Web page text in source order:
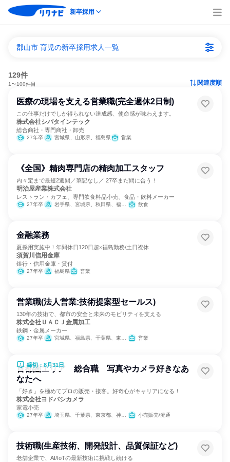
新卒採用
郡山市 育児の新卒採用求人一覧
129件
1〜100件目 関連度順
医療の現場を支える営業職(完全週休2日制)
この仕事だけでしか得られない達成感、使命感が味わえます。
株式会社シバタインテック
総合商社・専門商社・卸売
27年卒 宮城県、山形県、福島県 営業
《全国》精肉専門店の精肉加工スタッフ
内々定まで最短2週間／筆記なし／ 27卒まだ間に合う！
明治屋産業株式会社
レストラン・カフェ、専門飲食料品小売、食品・飲料メーカー
27年卒 岩手県、宮城県、秋田県、福島県、埼玉県、東京都、神奈川県、富山県、山梨県、岐阜県、静岡県、愛知県、滋賀県、京都府、奈良県、香川県、福岡県、熊本県、鹿児島県 飲食
金融業務
夏採用実施中！年間休日120日超×福島勤務/土日祝休
須賀川信用金庫
銀行・信用金庫・貸付
27年卒 福島県 営業
営業職(法人営業:技術提案型セールス)
130年の技術で、都市の安全と未来のモビリティを支える
株式会社ＵＡＣＪ金属加工
鉄鋼・金属メーカー
27年卒 宮城県、福島県、千葉県、東京都、岐阜県、愛知県、滋賀県、大阪府、広島県、福岡県 営業
締切：8月31日
首都圏エリア 総合職 写真やカメラ好きなあ
なたへ
「好き」を極めてプロの販売・接客。好奇心がキャリアになる！
株式会社ヨドバシカメラ
家電小売
27年卒 埼玉県、千葉県、東京都、神奈川県 小売販売/流通
技術職(生産技術、開発設計、品質保証など)
老舗企業で、AI/IoTの最新技術に挑戦し続ける